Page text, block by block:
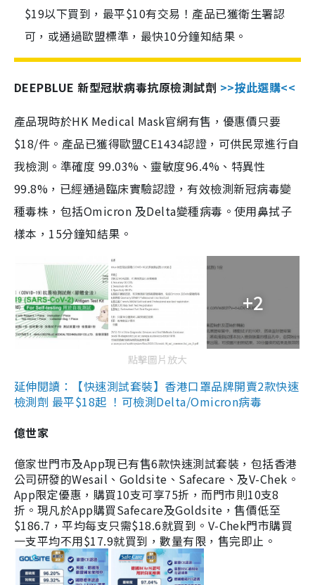
$19以下買到，最平$10有交易！產品已獲衛生署認
可，或通過歐盟標準，最快10分鐘知結果。
DEEPBLUE 新型冠狀病毒抗原檢測試劑 >>按此選購<<
產品現時於HK Medical Mask官網有售，優惠價只要
$18/件。產品已獲得歐盟CE1434認證，可供民眾進行自
我檢測。準確度 99.03%、靈敏度96.4%、特異性
99.8%，已經通過臨床實驗認證，有效檢測新冠病毒變
種毒株，包括Omicron 及Delta變種病毒。使用鼻拭子
樣本，15分鐘知結果。
+2
點擊圖片放大
延伸閱讀：【快速測試套裝】香港口罩品牌開賣2款快速
檢測劑 最平$18起 ！可檢測Delta/Omicron病毒
億世家
億家世門市及App現已有售6款快速測試套裝，包括香港
公司研發的Wesail、Goldsite、Safecare、及V-Chek。
App限定優惠，購買10支可享75折，而門市則10支8
折。現凡於App購買Safecare及Goldsite，售價低至
$186.7，平均每支只需$18.6就買到。V-Chek門市購買
一支平均不用$17.9就買到，數量有限，售完即止。